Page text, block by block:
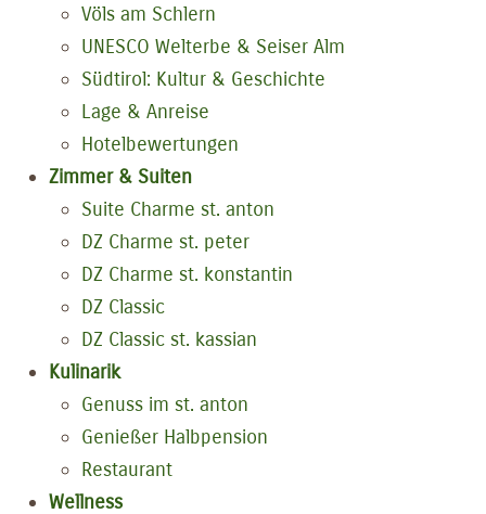
Völs am Schlern
UNESCO Welterbe & Seiser Alm
Südtirol: Kultur & Geschichte
Lage & Anreise
Hotelbewertungen
Zimmer & Suiten
Suite Charme st. anton
DZ Charme st. peter
DZ Charme st. konstantin
DZ Classic
DZ Classic st. kassian
Kulinarik
Genuss im st. anton
Genießer Halbpension
Restaurant
Wellness